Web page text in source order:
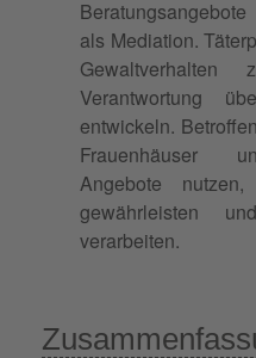
als Mediation.
Verantwortung
entwickeln.
Frauenhäuser
Angebote
gewährleisten
verarbeiten.